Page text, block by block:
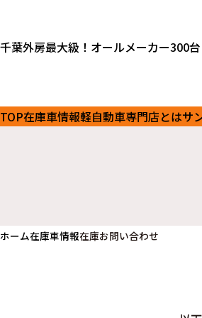
千葉外房最大級！オールメーカー300
TOP在庫車情報軽自動車専門店とはサ
ホーム在庫車情報在庫お問い合わせ